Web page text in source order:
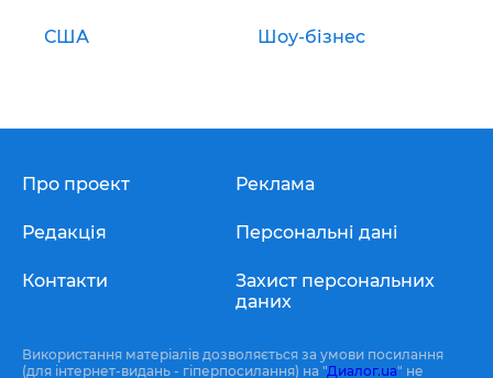
США Шоу-бізнес
Про проект
Редакція
Контакти
Реклама
Персональні дані
Захист персональних
даних
Використання матеріалів дозволяється за умови посилання
(для інтернет-видань - гіперпосилання) на "Диалог.ua" не